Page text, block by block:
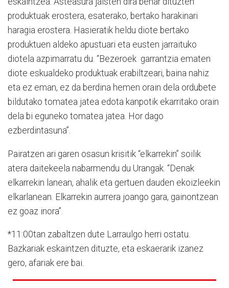
produktuak erostera, esaterako, bertako harakinari
haragia erostera. Hasieratik heldu diote bertako
produktuen aldeko apustuari eta eusten jarraituko
diotela azpimarratu du. “Bezeroek garrantzia ematen
diote eskualdeko produktuak erabiltzeari, baina nahiz
eta ez eman, ez da berdina hemen orain dela ordubete
bildutako tomatea jatea edota kanpotik ekarritako orain
dela bi eguneko tomatea jatea. Hor dago
ezberdintasuna”.
Pairatzen ari garen osasun krisitik “elkarrekin” soilik
atera daitekeela nabarmendu du Urangak. “Denak
elkarrekin lanean, ahalik eta gertuen dauden ekoizleekin
elkarlanean. Elkarrekin aurrera joango gara, gainontzean
ez goaz inora”.
*11:00tan zabaltzen dute Larraulgo herri ostatu.
Bazkariak eskaintzen dituzte, eta eskaerarik izanez
gero, afariak ere bai.